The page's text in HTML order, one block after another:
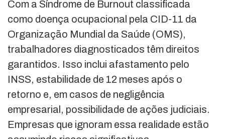
Com a Síndrome de Burnout classificada
como doença ocupacional pela CID-11 da
Organização Mundial da Saúde (OMS),
trabalhadores diagnosticados têm direitos
garantidos. Isso inclui afastamento pelo
INSS, estabilidade de 12 meses após o
retorno e, em casos de negligência
empresarial, possibilidade de ações judiciais.
Empresas que ignoram essa realidade estão